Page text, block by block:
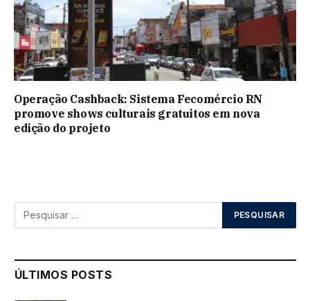
Operação Cashback: Sistema Fecomércio RN
promove shows culturais gratuitos em nova
edição do projeto
ÚLTIMOS POSTS